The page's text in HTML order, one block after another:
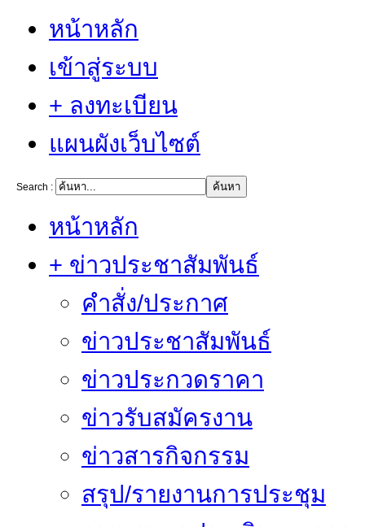
หน้าหลัก
เข้าสู่ระบบ
+ ลงทะเบียน
แผนผังเว็บไซต์
Search :
หน้าหลัก
+ ข่าวประชาสัมพันธ์
คำสั่ง/ประกาศ
ข่าวประชาสัมพันธ์
ข่าวประกวดราคา
ข่าวรับสมัครงาน
ข่าวสารกิจกรรม
สรุป/รายงานการประชุม